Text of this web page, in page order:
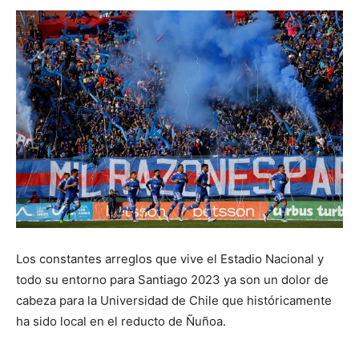
Los constantes arreglos que vive el Estadio Nacional y
todo su entorno para Santiago 2023 ya son un dolor de
cabeza para la Universidad de Chile que históricamente
ha sido local en el reducto de Ñuñoa.